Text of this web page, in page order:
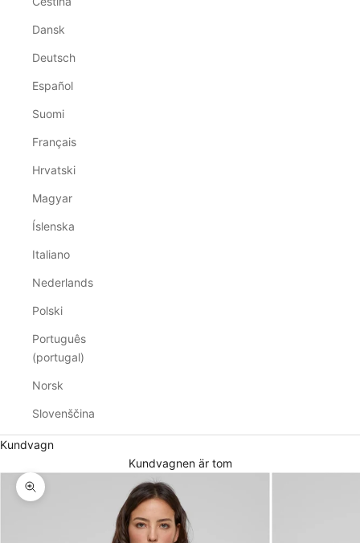
Dansk
Deutsch
Español
Suomi
Français
Hrvatski
Magyar
Íslenska
Italiano
Nederlands
Polski
Português
(portugal)
Norsk
Slovenščina
Kundvagn
Kundvagnen är tom
Zooma